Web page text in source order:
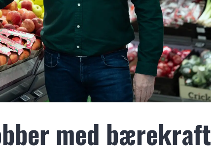
med bærekraft